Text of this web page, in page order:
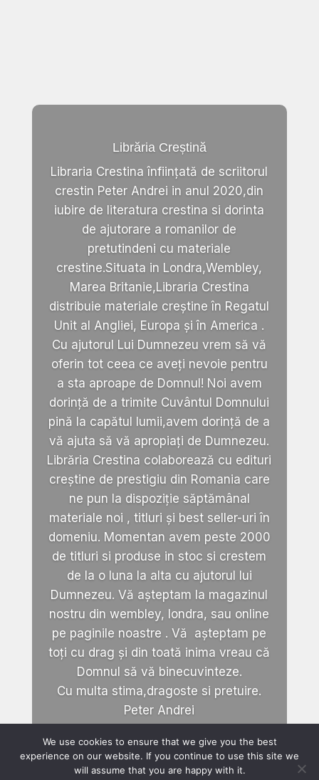
Librăria Creștină
Libraria Crestina înființată de scriitorul
crestin Peter Andrei in anul 2020,din
iubire de literatura crestina si dorinta
de ajutorare a romanilor de
pretutindeni cu materiale
crestine.Situata in Londra,Wembley,
Marea Britanie,Libraria Crestina
distribuie materiale creștine în Regatul
Unit al Angliei, Europa și în America .
Cu ajutorul Lui Dumnezeu vrem să vă
oferin tot ceea ce aveți nevoie pentru
a sta aproape de Domnul! Noi avem
dorință de a trimite Cuvântul Domnului
pină la capătul lumii,avem dorință de a
vă ajuta să vă apropiați de Dumnezeu.
Librăria Crestina colaborează cu edituri
creștine de prestigiu din Romania care
ne pun la dispoziție săptămânal
materiale noi , titluri și best seller-uri în
domeniu. Momentan avem peste 2000
de titluri si produse in stoc si crestem
de la o luna la alta cu ajutorul lui
Dumnezeu. Vă așteptam la magazinul
nostru din wembley, londra, sau online
pe paginile noastre . Vă așteptam pe
toți cu drag și din toată inima vreau că
Domnul să vă binecuvinteze.
Cu multa stima,dragoste si pretuire.
Peter Andrei
We use cookies to ensure that we give you the best
experience on our website. If you continue to use this site we
will assume that you are happy with it.